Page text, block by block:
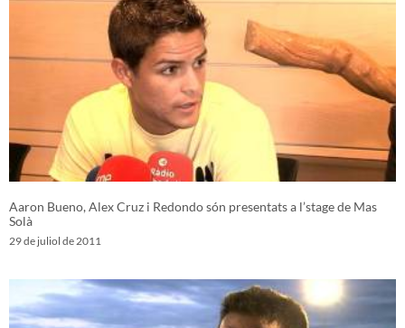
Aaron Bueno, Alex Cruz i Redondo són presentats a l’stage de Mas
Solà
29 de juliol de 2011